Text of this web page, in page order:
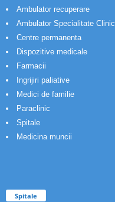
Ambulator recuperare
Ambulator Specialitate Clinic
Centre permanenta
Dispozitive medicale
Farmacii
Ingrijiri paliative
Medici de familie
Paraclinic
Spitale
Medicina muncii
Spitale